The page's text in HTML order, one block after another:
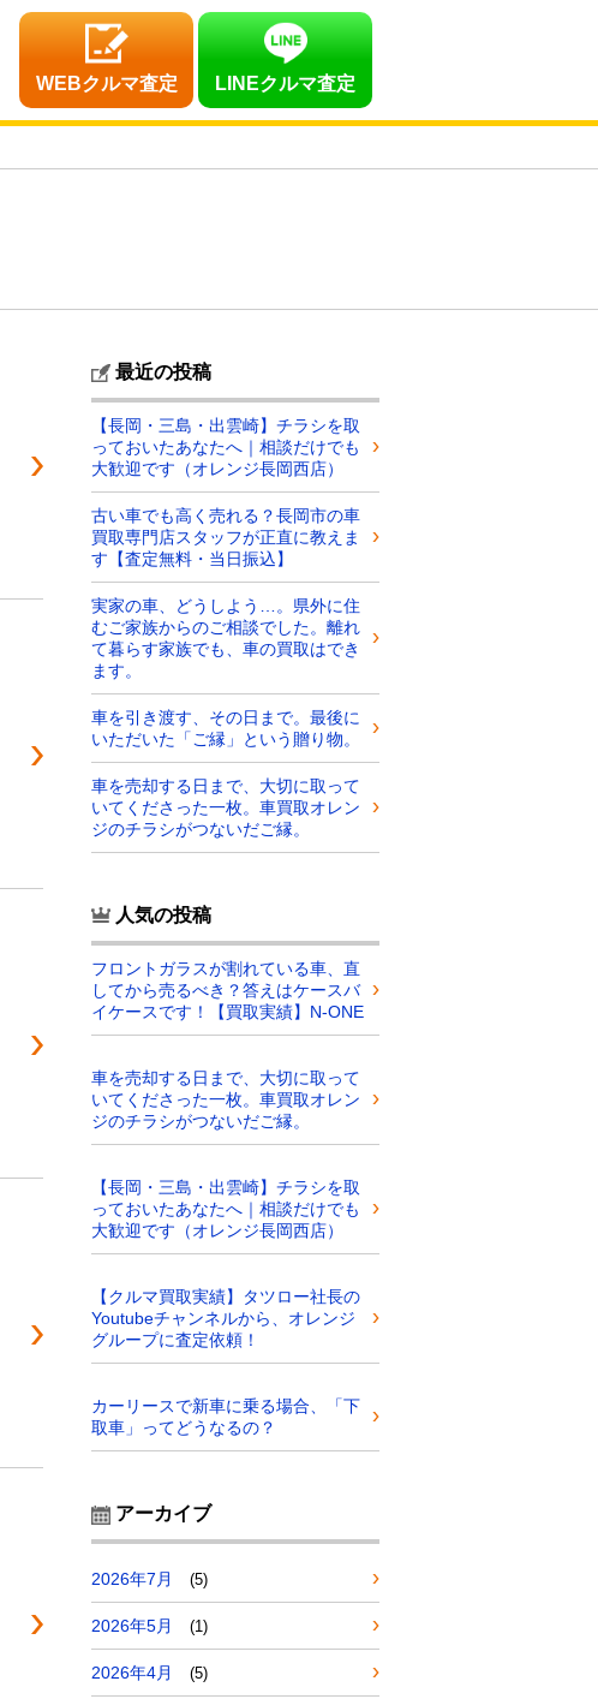
WEBクルマ査定 LINEクルマ査定
最近の投稿
【長岡・三島・出雲崎】チラシを取
っておいたあなたへ｜相談だけでも
大歓迎です（オレンジ長岡西店）
古い車でも高く売れる？長岡市の車
買取専門店スタッフが正直に教えま
す【査定無料・当日振込】
実家の車、どうしよう…。県外に住
むご家族からのご相談でした。離れ
て暮らす家族でも、車の買取はでき
ます。
車を引き渡す、その日まで。最後に
いただいた「ご縁」という贈り物。
車を売却する日まで、大切に取って
いてくださった一枚。車買取オレン
ジのチラシがつないだご縁。
人気の投稿
フロントガラスが割れている車、直
してから売るべき？答えはケースバ
イケースです！【買取実績】N-ONE
車を売却する日まで、大切に取って
いてくださった一枚。車買取オレン
ジのチラシがつないだご縁。
【長岡・三島・出雲崎】チラシを取
っておいたあなたへ｜相談だけでも
大歓迎です（オレンジ長岡西店）
【クルマ買取実績】タツロー社長の
Youtubeチャンネルから、オレンジ
グループに査定依頼！
カーリースで新車に乗る場合、「下
取車」ってどうなるの？
アーカイブ
2026年7月 (5)
2026年5月 (1)
2026年4月 (5)